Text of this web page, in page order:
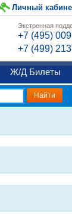
Личный
Экстренная
+7 (495)
+7 (499)
Ж/Д Билеты